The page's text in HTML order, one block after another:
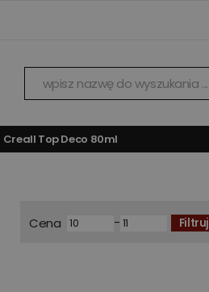
Creall Top Deco 80ml
Cena - Filtruj